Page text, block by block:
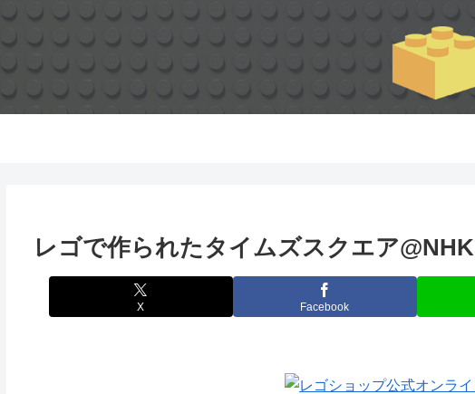
レゴで作られたタイムズスクエア@NHK
X Facebook